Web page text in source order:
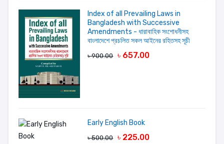
HABIBA AKTER -
January 16, 2023, 3:18
ডেলিভারি দেয়ার জন্য ধন্যবাদ সঠিক সময়ে। apnader
আমার আরেক সেট বই লাগবে আমার ভাতিজিকে দিবো বই
Index of all Prevailing Laws in
Bangladesh with Successive
Amendments - ধারাবাহিক সংশোধনীসহ
বাংলাদেশে প্রচলিত সকল আইনের রহিতসহ সূচী
৳ 900.00 ৳ 657.00
Early English Book
৳ 500.00 ৳ 225.00